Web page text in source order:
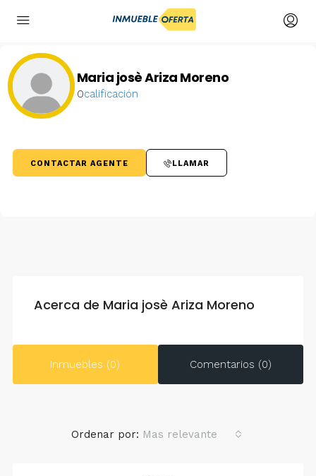
Maria josè Ariza Moreno
0calificación
CONTACTAR AGENTE LLAMAR
Acerca de Maria josè Ariza Moreno
Inmuebles (0) Comentarios (0)
Ordenar por: Mas relevante